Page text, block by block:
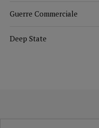
Guerre Commerciale
Deep State